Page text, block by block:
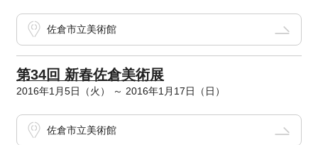
佐倉市立美術館
第34回 新春佐倉美術展
2016年1月5日（火） ～ 2016年1月17日（日）
佐倉市立美術館